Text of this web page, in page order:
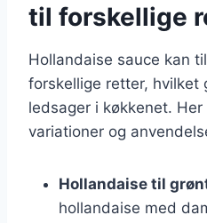
til forskellige
Hollandaise sauce kan
forskellige retter, hvilket
ledsager i køkkenet.
variationer og
Hollandaise til
hollandaise med